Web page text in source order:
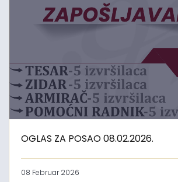
OGLAS ZA POSAO 08.02.2026.
08 Februar 2026